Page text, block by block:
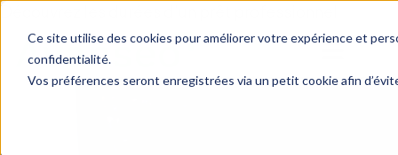
Ce site utilise des cookies pour améliorer votre expérience et
confidentialité.
Vos préférences seront enregistrées via un petit cookie afin